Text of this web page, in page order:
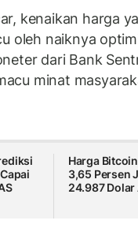
kenaikan harga
oleh naiknya
dari Bank
minat
Harga
3,65 Persen
24.987 Dolar